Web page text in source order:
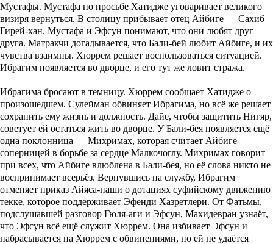
Мустафы. Мустафа по просьбе Хатидже уговаривает великого
визиря вернуться. В столицу прибывает отец Айбиге — Сахиб
Гирей-хан. Мустафа и Эфсун понимают, что они любят друг
друга. Матракчи догадывается, что Бали-бей любит Айбиге, и их
чувства взаимны. Хюррем решает воспользоваться ситуацией.
Ибрагим появляется во дворце, и его тут же ловит стража.
Ибрагима бросают в темницу. Хюррем сообщает Хатидже о
произошедшем. Сулейман обвиняет Ибрагима, но всё же решает
сохранить ему жизнь и должность. Дайе, чтобы защитить Нигяр,
советует ей остаться жить во дворце. У Бали-бея появляется ещё
одна поклонница — Михримах, которая считает Айбиге
соперницей в борьбе за сердце Малкочоглу. Михримах говорит
при всех, что Айбиге влюблена в Бали-бея, но её слова никто не
воспринимает всерьёз. Вернувшись на службу, Ибрагим
отменяет приказ Айяса-паши о дотациях суфийскому движению
текке, которое поддерживает Эфенди Хазретлери. От Фатьмы,
подслушавшей разговор Гюля-аги и Эфсун, Махидевран узнаёт,
что Эфсун всё ещё служит Хюррем. Она избивает Эфсун и
набрасывается на Хюррем с обвинениями, но ей не удаётся